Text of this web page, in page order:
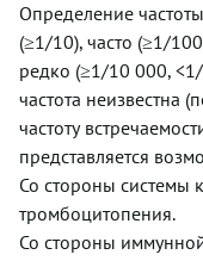
Определение
(≥1/10), часто (≥1/
редко (≥1/10 000,
частота неизвестна
частоту
представляется
Со стороны системы
тромбоцитопения.
Со стороны